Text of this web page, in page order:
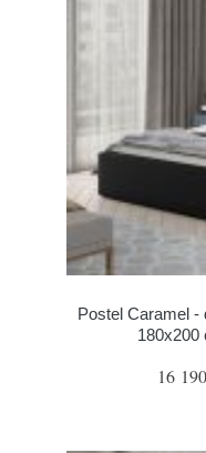
Postel Caramel -
180x200
16